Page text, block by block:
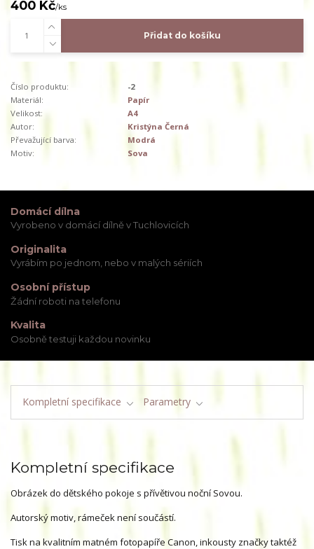
400 Kč/ks
Přidat do košíku
Číslo produktu:
-2
Materiál:
Papír
Velikost:
A4
Autor:
Kristýna Černá
Převažující barva:
Modrá
Motiv:
Sova
Domácí dílna
Vyrobeno v domácí dílně v Tuchlovicích
Originalita
Vyrábím po jednom, nebo v malých sériích
Osobní přístup
Žádní roboti na telefonu
Kvalita
Osobně testuji každou novinku
Kompletní specifikace Parametry
Kompletní specifikace
Obrázek do dětského pokoje s přívětivou noční Sovou.
Autorský motiv, rámeček není součástí.
Tisk na kvalitním matném fotopapíře Canon, inkousty značky taktéž